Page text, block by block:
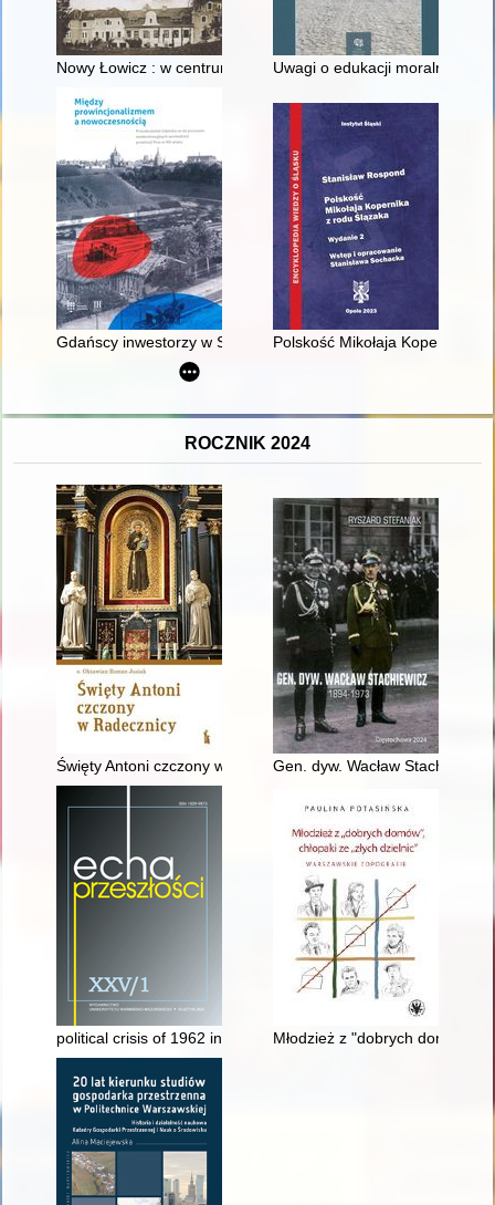
Nowy Łowicz : w centrum poligonu drawskiego od
Uwagi o edukacji moralnej
Gdańscy inwestorzy w Sopocie : prestiż finansowy i
Polskość Mikołaja Kopernika z
ROCZNIK 2024
Święty Antoni czczony w RadecznicyGen. dyw. Wacław Stachiewicz
political crisis of 1962 in Senegal and its portrayal in the media
Młodzież z "dobrych domów",